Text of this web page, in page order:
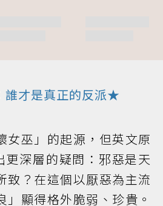
才是真正的反派★
女巫」的起源，但英文原
更深層的疑問：邪惡是天
致？在這個以厭惡為主流
」顯得格外脆弱、珍貴。